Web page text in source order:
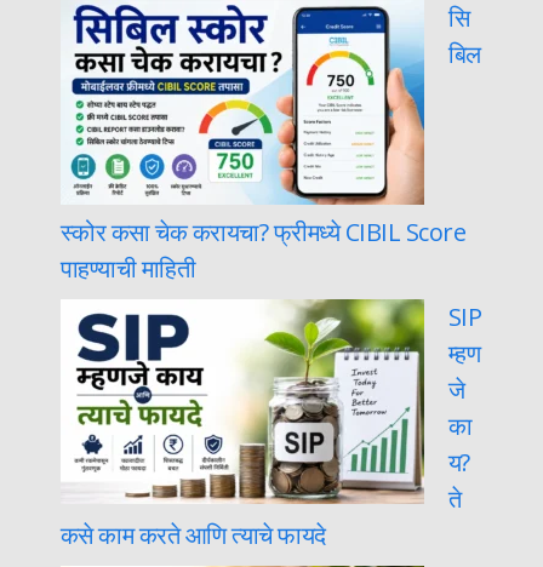
सि
बिल
स्कोर कसा चेक करायचा? फ्रीमध्ये CIBIL Score
पाहण्याची माहिती
SIP
म्हण
जे
का
य?
ते
कसे काम करते आणि त्याचे फायदे